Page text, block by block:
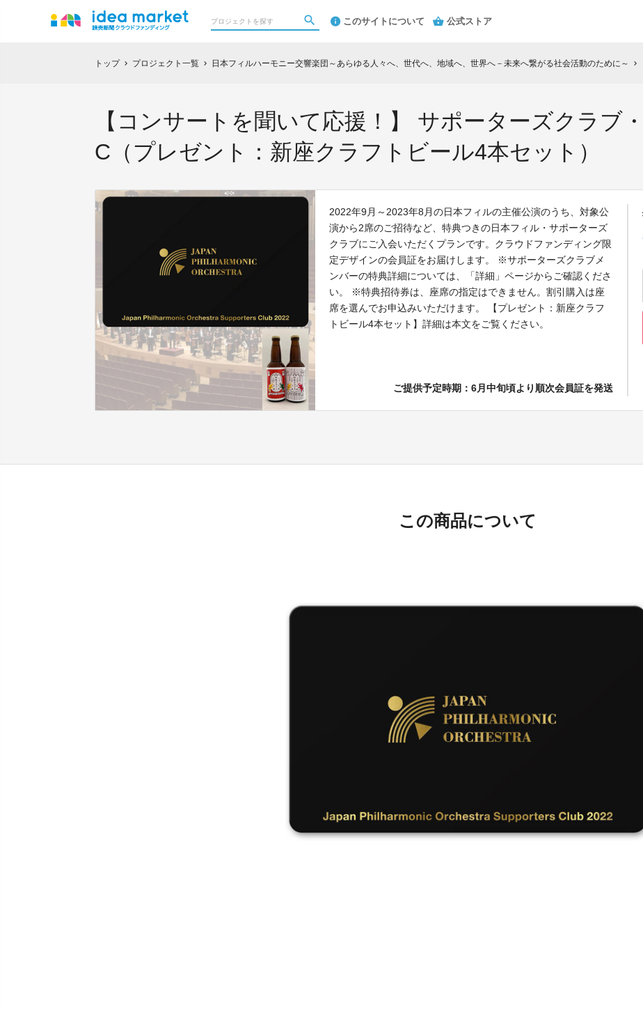
このサイトについて 公式ストア
トップ chevron_right プロジェクト一覧 chevron_right 日本フィルハーモニー交響楽団～あらゆる人々へ、世代へ、地域へ、世界へ－未来へ繋がる社会活動のために～ chevron_right
【コンサートを聞いて応援！】 サポーターズクラブ
C（プレゼント：新座クラフトビール4本セット）
2022年9月～2023年8月の日本フィルの主催公演のうち、対象公
演から2席のご招待など、特典つきの日本フィル・サポーターズ
クラブにご入会いただくプランです。クラウドファンディング限
定デザインの会員証をお届けします。 ※サポーターズクラブメ
ンバーの特典詳細については、「詳細」ページからご確認くださ
い。 ※特典招待券は、座席の指定はできません。割引購入は座
席を選んでお申込みいただけます。 【プレゼント：新座クラフ
トビール4本セット】詳細は本文をご覧ください。
ご提供予定時期：6月中旬頃より順次会員証を発送
この商品について